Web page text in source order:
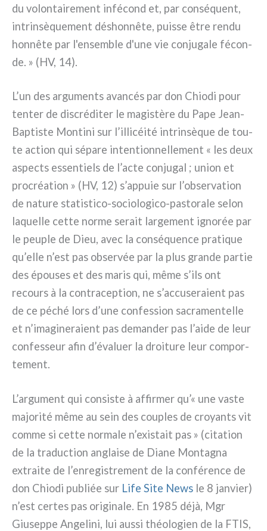
du volon­tai­re­ment infé­cond et, par con­sé­quent,
intrin­sè­que­ment déshon­nê­te, puis­se être ren­du
hon­nê­te par l'ensemble d'une vie con­ju­ga­le fécon­
de. » (HV, 14).
L’un des argu­men­ts avan­cés par don Chiodi pour
ten­ter de discré­di­ter le magi­stè­re du Pape Jean-
Baptiste Montini sur l’illicéité intrin­sè­que de tou­
te action qui sépa­re inten­tion­nel­le­ment « les deux
aspec­ts essen­tiels de l’acte con­ju­gal ; union et
pro­créa­tion » (HV, 12) s’appuie sur l’observation
de natu­re statistico-sociologico-pastorale selon
laquel­le cet­te nor­me serait lar­ge­ment igno­rée par
le peu­ple de Dieu, avec la con­sé­quen­ce pra­ti­que
qu’elle n’est pas obser­vée par la plus gran­de par­tie
des épou­ses et des maris qui, même s’ils ont
recours à la con­tra­cep­tion, ne s’accuseraient pas
de ce péché lors d’une con­fes­sion sacra­men­tel­le
et n’imagineraient pas deman­der pas l’aide de leur
con­fes­seur afin d’évaluer la droi­tu­re leur com­por­
te­ment.
L’argument qui con­si­ste à affir­mer qu’« une vaste
majo­ri­té même au sein des cou­ples de croyan­ts vit
com­me si cet­te nor­ma­le n’existait pas » (cita­tion
de la tra­duc­tion anglai­se de Diane Montagna
extrai­te de l’enregistrement de la con­fé­ren­ce de
don Chiodi publiée sur Life Site News le 8 jan­vier)
n’est cer­tes pas ori­gi­na­le. En 1985 déjà, Mgr
Giuseppe Angelini, lui aus­si théo­lo­gien de la FTIS,